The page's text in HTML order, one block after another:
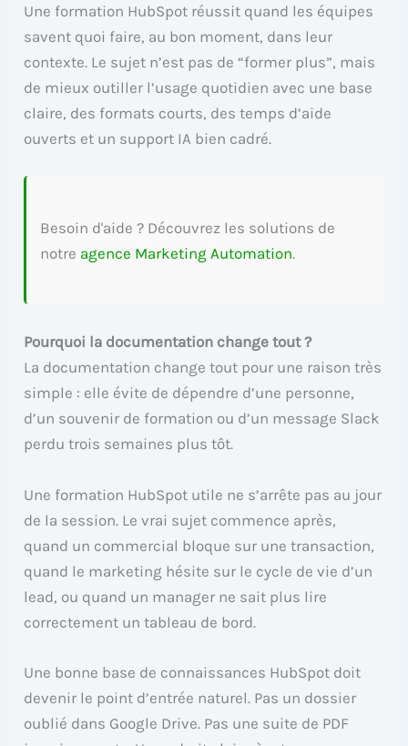
Une formation HubSpot réussit quand les équipes
savent quoi faire, au bon moment, dans leur
contexte. Le sujet n’est pas de “former plus”, mais
de mieux outiller l’usage quotidien avec une base
claire, des formats courts, des temps d’aide
ouverts et un support IA bien cadré.
Besoin d'aide ? Découvrez les solutions de
notre agence Marketing Automation.
Pourquoi la documentation change tout ?
La documentation change tout pour une raison très
simple : elle évite de dépendre d’une personne,
d’un souvenir de formation ou d’un message Slack
perdu trois semaines plus tôt.
Une formation HubSpot utile ne s’arrête pas au jour
de la session. Le vrai sujet commence après,
quand un commercial bloque sur une transaction,
quand le marketing hésite sur le cycle de vie d’un
lead, ou quand un manager ne sait plus lire
correctement un tableau de bord.
Une bonne base de connaissances HubSpot doit
devenir le point d’entrée naturel. Pas un dossier
oublié dans Google Drive. Pas une suite de PDF